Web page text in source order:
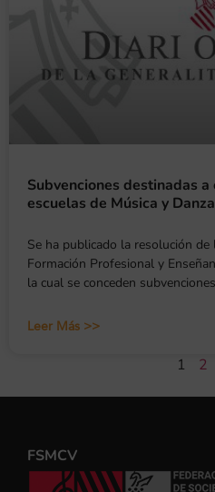
Subvenciones destinadas
escuelas de Música y
Se ha publicado la resolución de
Formación Profesional y
la cual se conceden
Leer Más >>
1 2
FSMCV